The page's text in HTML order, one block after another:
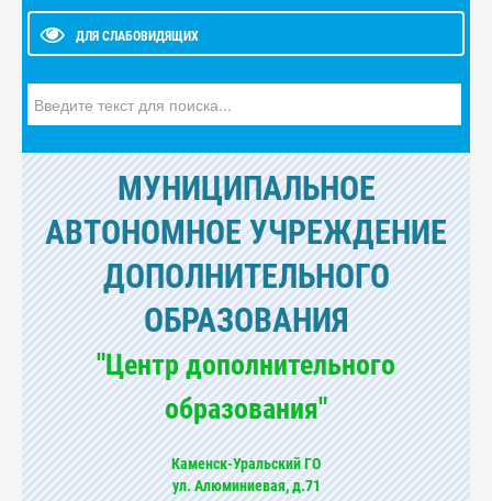
ДЛЯ СЛАБОВИДЯЩИХ
МУНИЦИПАЛЬНОЕ
АВТОНОМНОЕ УЧРЕЖДЕНИЕ
ДОПОЛНИТЕЛЬНОГО
ОБРАЗОВАНИЯ
"Центр дополнительного
образования"
Каменск-Уральский ГО
ул. Алюминиевая, д.71